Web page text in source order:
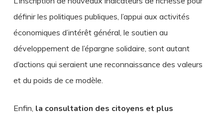
définir les politiques publiques, l’appui aux activités
économiques d’intérêt général, le soutien au
développement de l’épargne solidaire, sont autant
d’actions qui seraient une reconnaissance des valeurs
et du poids de ce modèle.
Enfin, la consultation des citoyens et plus